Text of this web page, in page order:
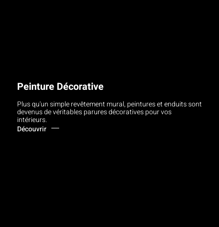
Peinture Décorative
Plus qu'un simple revêtement mural, peintures et enduits sont
devenus de véritables parures décoratives pour vos
intérieurs.
Découvrir